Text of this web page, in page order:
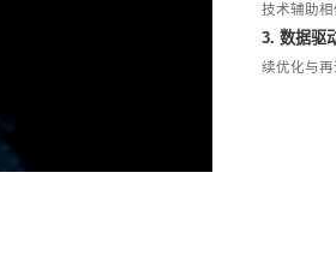
技术辅助相
3. 数据驱
续优化与